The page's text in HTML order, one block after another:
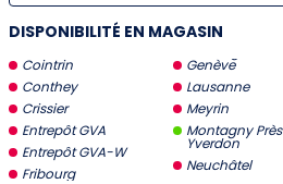
DISPONIBILITÉ EN MAGASIN
Cointrin
Conthey
Crissier
Entrepôt GVA
Entrepôt GVA-W
Fribourg
Genève
Lausanne
Meyrin
Montagny Près
Yverdon
Neuchâtel